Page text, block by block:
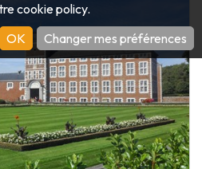
& aquariums
POUR CET
cookie policy.
OK
Changer mes préférences